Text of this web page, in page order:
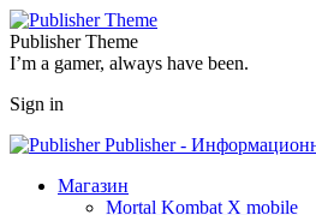
Publisher Theme
I’m a gamer, always have been.
Sign in
Publisher -
Магазин
Mortal Kombat X mobile